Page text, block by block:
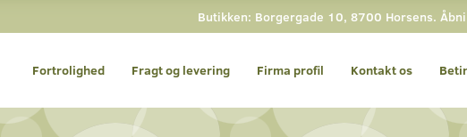
Butikken: Borgergade 10, 8700 Horsens.
Fortrolighed Fragt og levering Firma profil Kontakt os